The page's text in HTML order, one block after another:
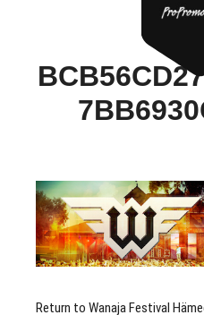
Return to Wanaja Festival